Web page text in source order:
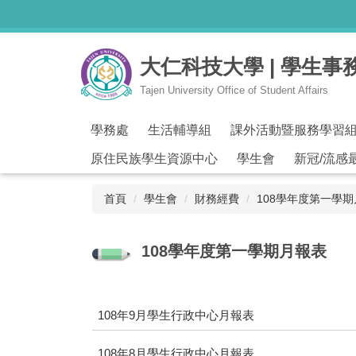
大仁科技大學 | 學生事
Tajen University Office of Student Affairs
學務處 生活輔導組 課外活動暨服務學習組
原住民族學生資源中心 學生會 新冠/流感
首頁 學生會 財務經費 108學年度第一學期
108學年度第一學期月報表
108年9月學生行政中心月報表
108年8月學生行政中心月報表